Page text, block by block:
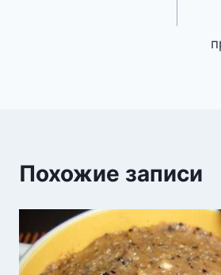
Похожие записи